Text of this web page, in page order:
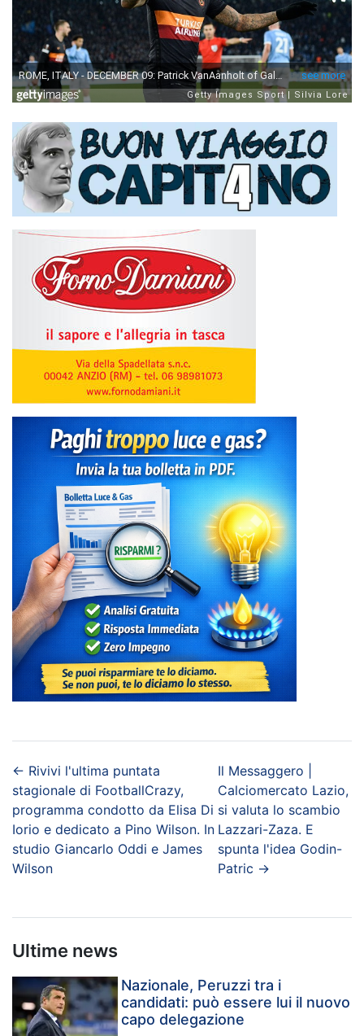
← Rivivi l'ultima puntata
stagionale di FootballCrazy,
programma condotto da Elisa Di
Iorio e dedicato a Pino Wilson. In
studio Giancarlo Oddi e James
Wilson
Il Messaggero |
Calciomercato Lazio,
si valuta lo scambio
Lazzari-Zaza. E
spunta l'idea Godin-
Patric →
Ultime news
Nazionale, Peruzzi tra i
candidati: può essere lui il nuovo
capo delegazione